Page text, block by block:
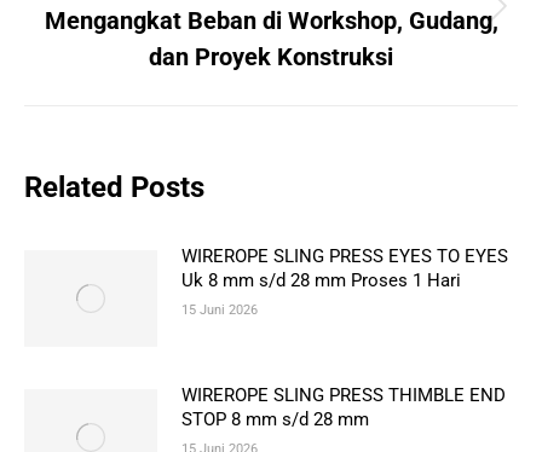
Next
Mengangkat Beban di Workshop, Gudang,
dan Proyek Konstruksi
Related Posts
WIREROPE SLING PRESS EYES TO EYES
Uk 8 mm s/d 28 mm Proses 1 Hari
15 Juni 2026
WIREROPE SLING PRESS THIMBLE END
STOP 8 mm s/d 28 mm